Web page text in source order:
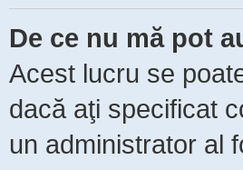
De ce nu mă pot
Acest lucru se
dacă aţi specificat
un administrator al